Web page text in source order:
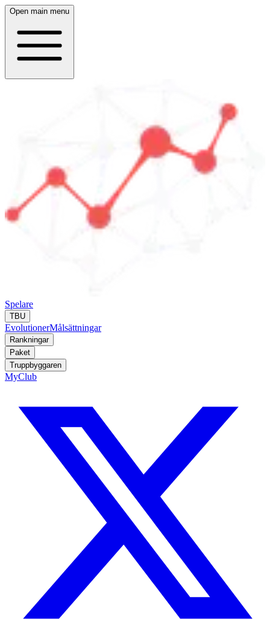
Open main menu
Spelare
TBU
EvolutionerMålsättningar
Rankningar
Paket
Truppbyggaren
MyClub